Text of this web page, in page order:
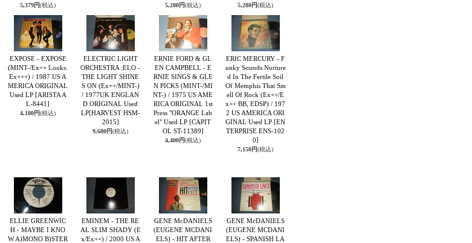
5,379円(税込) 5,280円(税込) 5,280円(税込)
EXPOSE - EXPOSE
(MINT-/Ex++ Looks:
Ex+++) / 1987 US A
MERICA ORIGINAL
Used LP [ARISTA A
L-8441]
4,180円(税込)
ELECTRIC LIGHT
ORCHESTRA :ELO -
THE LIGHT SHINE
S ON (Ex++/MINT-)
/ 1977UK ENGLAN
D ORIGINAL Used
LP[HARVEST HSM-
2015]
9,680円(税込)
ERNIE FORD & GL
EN CAMPBELL - E
RNIE SINGS & GLE
N PICKS (MINT-/MI
NT-) / 1975 US AME
RICA ORIGINAL 1st
Press "ORANGE Lab
el" Used LP [CAPIT
OL ST-11389]
4,400円(税込)
ERIC MERCURY - F
unky Sounds Nurture
d In The Fertile Soil
Of Memphis That Sm
ell Of Rock (Ex++/E
x++ BB, EDSP) / 197
2 US AMERICA ORI
GINAL Used LP [EN
TERPRISE ENS-102
0]
7,150円(税込)
ELLIE GREENWIC
H - MAYBE I KNO
W A)MONO B)STER
EMINEM - THE RE
AL SLIM SHADY (E
x/Ex++) / 2000 US A
GENE McDANIELS
(EUGENE MCDANI
ELS) - HIT AFTER
GENE McDANIELS
(EUGENE MCDANI
ELS) - SPANISH LA